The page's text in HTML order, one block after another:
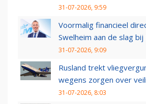
31-07-2026, 9:59
Voormalig financieel
Swelheim aan de slag bij
31-07-2026, 9:09
Rusland trekt
wegens zorgen over
31-07-2026, 8:03